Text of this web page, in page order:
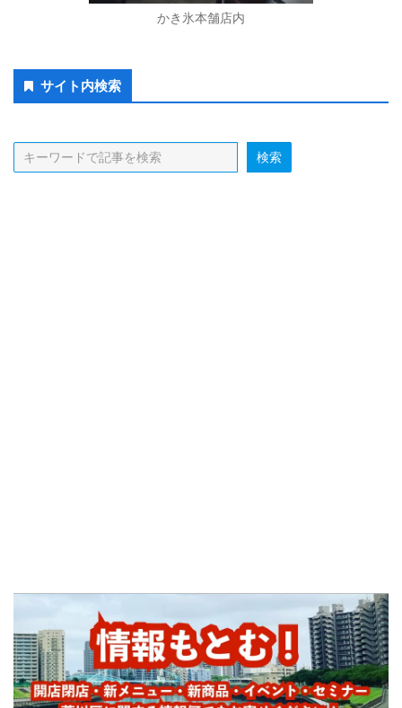
かき氷本舗店内
Secondary
Sidebar
サイト内検索